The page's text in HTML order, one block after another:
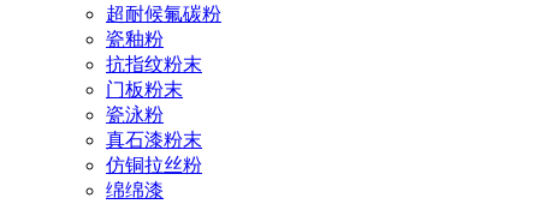
超耐候氟碳粉
瓷釉粉
抗指纹粉末
门板粉末
瓷泳粉
真石漆粉末
仿铜拉丝粉
绵绵漆